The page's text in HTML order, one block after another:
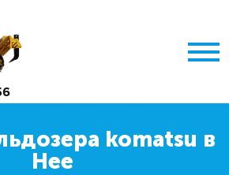
komatsu в
Нее